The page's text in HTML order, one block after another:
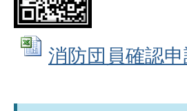
消防団員確認